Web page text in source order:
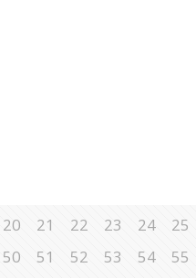
20 21 22 23 24 25
50 51 52 53 54 55